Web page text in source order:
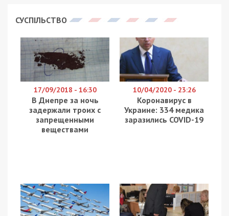
СУСПІЛЬСТВО
17/09/2018 - 16:30
В Днепре за ночь
задержали троих с
запрещенными
веществами
10/04/2020 - 23:26
Коронавирус в
Украине: 334 медика
заразились COVID-19